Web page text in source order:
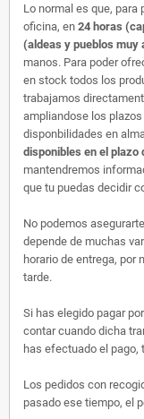
Lo normal es que,
oficina, en 24 horas
(aldeas y pueblos muy
manos. Para poder
en stock todos los
trabajamos
ampliandose los
disponbilidades en
disponibles en el plazo
mantendremos
que tu puedas decidir
No podemos
depende de muchas
horario de entrega, por
tarde.
Si has elegido pagar
contar cuando dicha
has efectuado el pago,
Los pedidos con
pasado ese tiempo, el